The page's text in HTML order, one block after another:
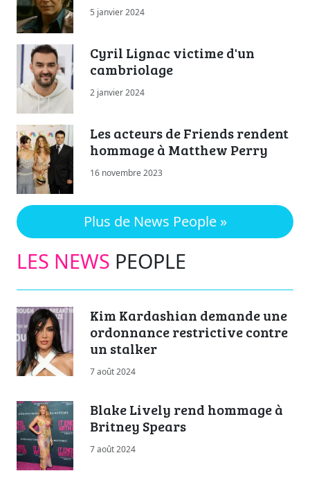
5 janvier 2024
Cyril Lignac victime d'un
cambriolage
2 janvier 2024
Les acteurs de Friends rendent
hommage à Matthew Perry
16 novembre 2023
Plus de News People »
LES NEWS PEOPLE
Kim Kardashian demande une
ordonnance restrictive contre
un stalker
7 août 2024
Blake Lively rend hommage à
Britney Spears
7 août 2024